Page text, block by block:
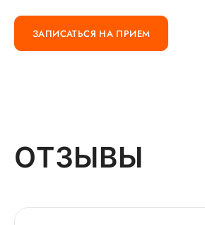
ЗАПИСАТЬСЯ НА ПРИЕМ
ОТЗЫВЫ